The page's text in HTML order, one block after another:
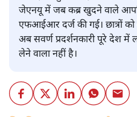
जेएनयू में जब कब्र खुदने वाले
एफआईआर दर्ज की गई। छात्रों को
अब सवर्ण प्रदर्शनकारी पूरे देश में
लेने वाला नहीं है।